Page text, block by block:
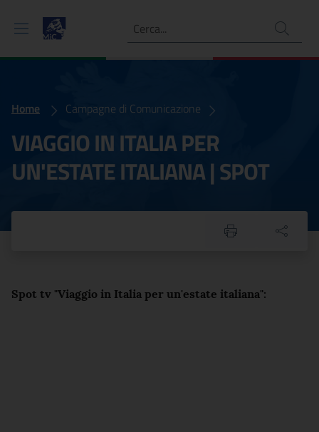
Ricerca
Home Campagne di Comunicazione
VIAGGIO IN ITALIA PER UN'ESTATE ITALIANA | SPOT
VIAGGIO IN ITALIA PER
UN'ESTATE ITALIANA | SPOT
Spot tv "Viaggio in Italia per un'estate italiana":